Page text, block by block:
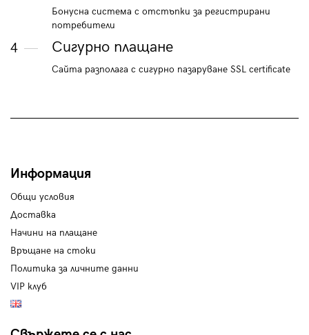
Бонусна система с отстъпки за регистрирани
потребители
4 Сигурно плащане
Сайта разполага с сигурно пазаруване SSL certificate
Информация
Общи условия
Доставка
Начини на плащане
Връщане на стоки
Политика за личните данни
VIP клуб